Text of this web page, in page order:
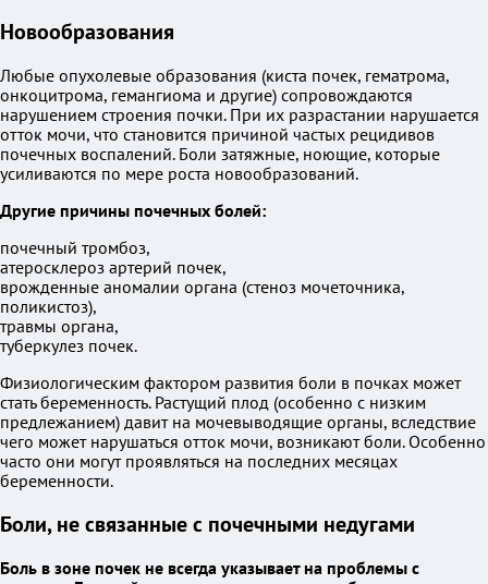
Новообразования
Любые опухолевые образования (киста почек, гематрома,
онкоцитрома, гемангиома и другие) сопровождаются
нарушением строения почки. При их разрастании нарушается
отток мочи, что становится причиной частых рецидивов
почечных воспалений. Боли затяжные, ноющие, которые
усиливаются по мере роста новообразований.
Другие причины почечных болей:
почечный тромбоз,
атеросклероз артерий почек,
врожденные аномалии органа (стеноз мочеточника,
поликистоз),
травмы органа,
туберкулез почек.
Физиологическим фактором развития боли в почках может
стать беременность. Растущий плод (особенно с низким
предлежанием) давит на мочевыводящие органы, вследствие
чего может нарушаться отток мочи, возникают боли. Особенно
часто они могут проявляться на последних месяцах
беременности.
Боли, не связанные с почечными недугами
Боль в зоне почек не всегда указывает на проблемы с